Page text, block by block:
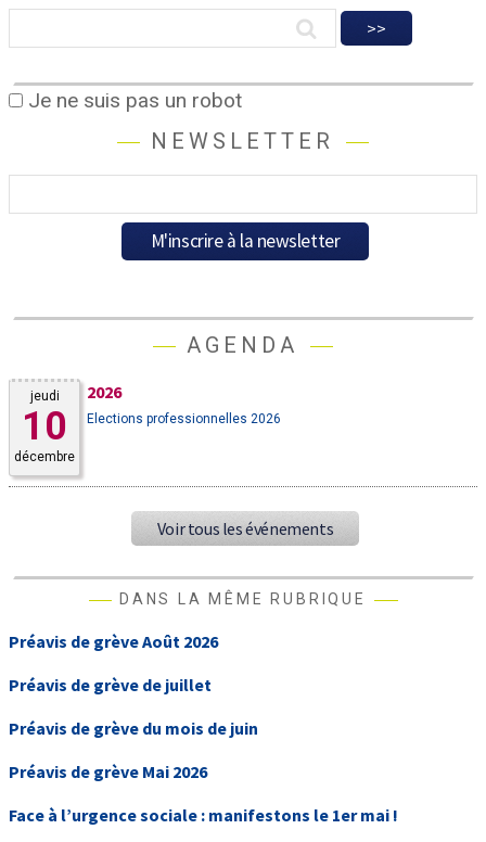
Je ne suis pas un robot
NEWSLETTER
AGENDA
jeudi
10
décembre
2026
Elections professionnelles 2026
Voir tous les événements
DANS LA MÊME RUBRIQUE
Préavis de grève Août 2026
Préavis de grève de juillet
Préavis de grève du mois de juin
Préavis de grève Mai 2026
Face à l’urgence sociale : manifestons le 1er mai !